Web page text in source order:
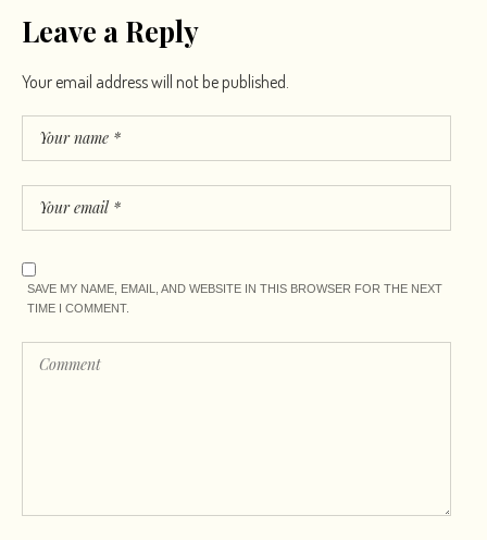
Leave a Reply
Your email address will not be published.
SAVE MY NAME, EMAIL, AND WEBSITE IN THIS BROWSER FOR THE NEXT
TIME I COMMENT.